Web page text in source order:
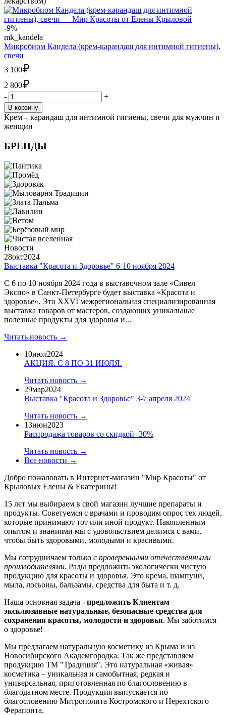
-9%
mk_kandela
Микробиом Кандела (крем-карандаш для интимной гигиены),
свечи
3 100₽
2 800₽
- +
В корзину
Крем – карандаш для интимной гигиены, свечи для мужчин и
женщин
БРЕНДЫ
Новости
28окт2024
Выставка "Красота и Здоровье" 6-10 ноября 2024
С 6 по 10 ноября 2024 года в выставочном зале «Сивел
Экспо» в Санкт-Петербурге будет выставка «Красота и
здоровье». Это XXVI межрегиональная специализированная
выставка товаров от мастеров, создающих уникальные
полезные продукты для здоровья и...
Читать новость →
10июл2024
​АКЦИЯ. С 8 ПО 31 ИЮЛЯ.
Читать новость →
29мар2024
Выставка "Красота и Здоровье" 3-7 апреля 2024
Читать новость →
13июн2023
Распродажа товаров со скидкой -30%
Читать новость →
Все новости →
Добро пожаловать в Интернет-магазин "Мир Красоты" от
Крыловых Елены & Екатерины!
15 лет мы выбираем в свой магазин лучшие препараты и
продукты. Советуемся с врачами и проводим опрос тех людей,
которые принимают тот или иной продукт. Накопленным
опытом и знаниями мы с удовольствием делимся с вами,
чтобы быть здоровыми, молодыми и красивыми.
Мы сотрудничаем только с проверенными отечественными
производителями. Рады предложить экологически чистую
продукцию для красоты и здоровья. Это крема, шампуни,
мыла, лосьоны, бальзамы, средства для быта и т. д.
Наша основная задача - предложить Клиентам
эксклюзивные натуральные, безопасные средства для
сохранения красоты, молодости и здоровья. Мы заботимся
о здоровье!
Мы предлагаем натуральную косметику из Крыма и из
Новосибирского Академгородка. Так же представляем
продукцию ТМ "Традиция". Это натуральная «живая»
косметика – уникальная и самобытная, редкая и
универсальная, приготовленная по благословению в
благодатном месте. Продукция выпускается по
благословению Митрополита Костромского и Нерехтского
Ферапонта.